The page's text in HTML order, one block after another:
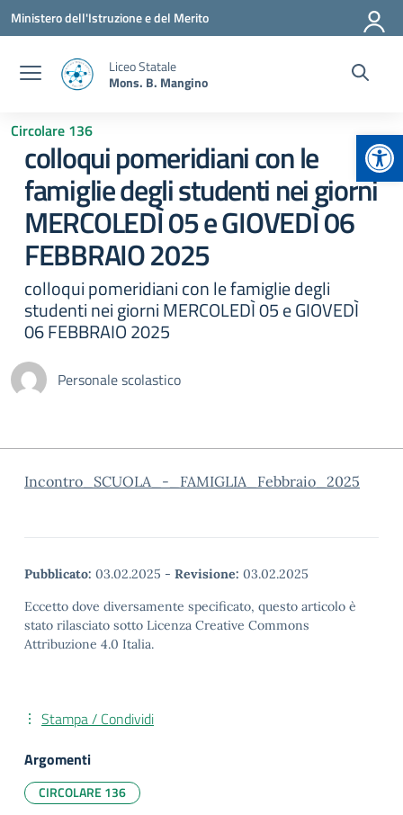
Vai ai contenuti
Vai al menu di navigazione
Vai al footer
Ministero dell'Istruzione e del Merito
Liceo Statale
Mons. B. Mangino
Circolare 136
colloqui pomeridiani con le
famiglie degli studenti nei giorni
MERCOLEDÌ 05 e GIOVEDÌ 06
FEBBRAIO 2025
colloqui pomeridiani con le famiglie degli
studenti nei giorni MERCOLEDÌ 05 e GIOVEDÌ
06 FEBBRAIO 2025
Personale scolastico
Incontro_SCUOLA_-_FAMIGLIA_Febbraio_2025
Pubblicato: 03.02.2025 - Revisione: 03.02.2025
Eccetto dove diversamente specificato, questo articolo è
stato rilasciato sotto Licenza Creative Commons
Attribuzione 4.0 Italia.
Stampa / Condividi
Argomenti
CIRCOLARE 136